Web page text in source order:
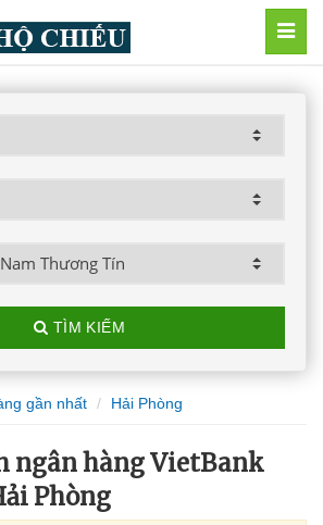
TÌM KIẾM
gần nhất Hải Phòng
ngân hàng VietBank
Phòng